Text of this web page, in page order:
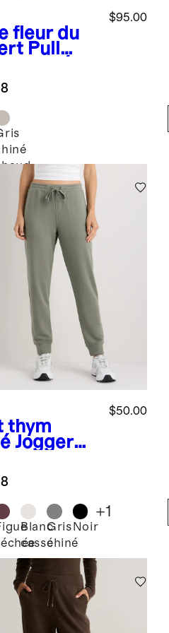
fleur du
Pull
laine de
col rond
$95.00
thym
Jogger
$50.00
Blanc
cassé
Gris
chiné
Noir
+1